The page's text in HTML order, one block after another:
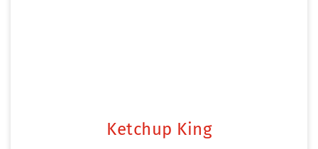
Ketchup King